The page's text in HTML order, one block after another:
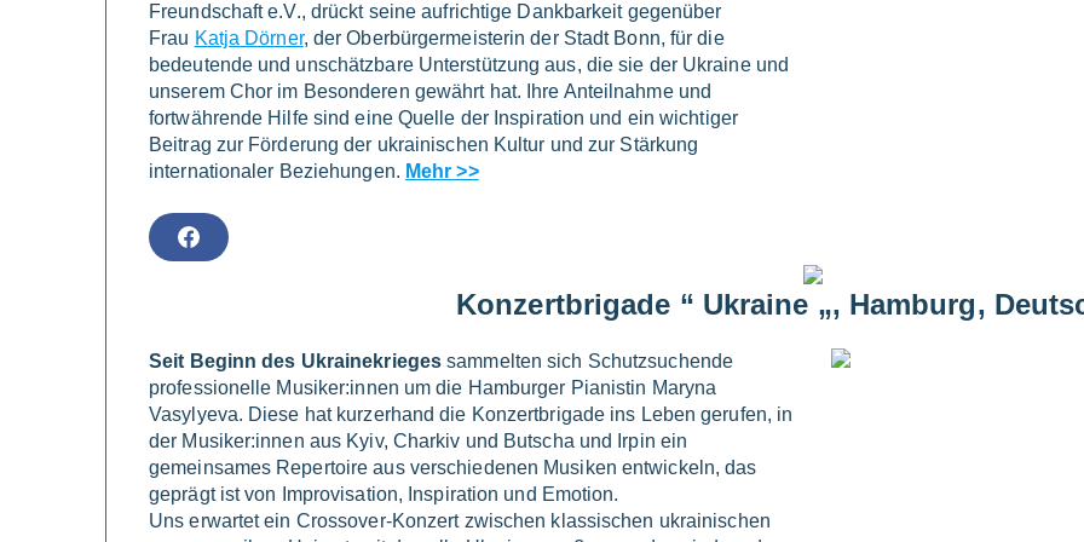
Freundschaft e.V., drückt seine aufrichtige Dankbarkeit gegenüber
Frau Katja Dörner, der Oberbürgermeisterin der Stadt Bonn, für die
bedeutende und unschätzbare Unterstützung aus, die sie der Ukraine und
unserem Chor im Besonderen gewährt hat. Ihre Anteilnahme und
fortwährende Hilfe sind eine Quelle der Inspiration und ein wichtiger
Beitrag zur Förderung der ukrainischen Kultur und zur Stärkung
internationaler Beziehungen. Mehr >>
F
A
Konzertbrigade “ Ukraine „, Hamburg,
Seit Beginn des Ukrainekrieges sammelten sich Schutzsuchende
professionelle Musiker:innen um die Hamburger Pianistin Maryna
Vasylyeva. Diese hat kurzerhand die Konzertbrigade ins Leben gerufen, in
der Musiker:innen aus Kyiv, Charkiv und Butscha und Irpin ein
gemeinsames Repertoire aus verschiedenen Musiken entwickeln, das
geprägt ist von Improvisation, Inspiration und Emotion.
Uns erwartet ein Crossover-Konzert zwischen klassischen ukrainischen